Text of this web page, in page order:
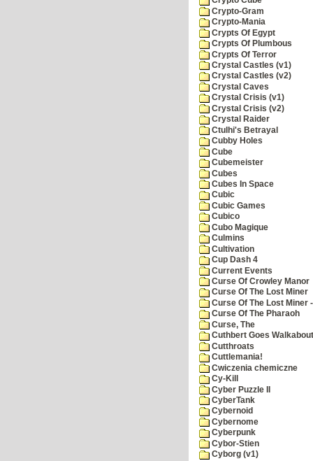
Crypto-Gram
Crypto-Mania
Crypts Of Egypt
Crypts Of Plumbous
Crypts Of Terror
Crystal Castles (v1)
Crystal Castles (v2)
Crystal Caves
Crystal Crisis (v1)
Crystal Crisis (v2)
Crystal Raider
Ctulhi's Betrayal
Cubby Holes
Cube
Cubemeister
Cubes
Cubes In Space
Cubic
Cubic Games
Cubico
Cubo Magique
Culmins
Cultivation
Cup Dash 4
Current Events
Curse Of Crowley Manor
Curse Of The Lost Miner
Curse Of The Lost Miner
Curse Of The Pharaoh
Curse, The
Cuthbert Goes Walkabout
Cutthroats
Cuttlemania!
Cwiczenia chemiczne
Cy-Kill
Cyber Puzzle II
CyberTank
Cybernoid
Cybernome
Cyberpunk
Cybor-Stien
Cyborg (v1)